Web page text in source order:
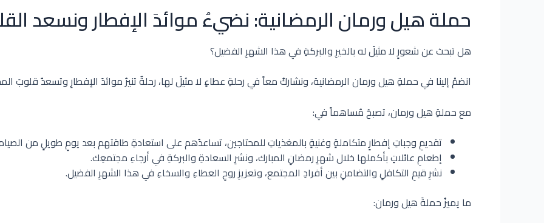
حملة هيل ورمان الرمضانية: نضيءُ موائدَ الإفطار ونسعد
هل تبحث عن شعورٍ لا مثيلَ له بالخيرِ والبركةِ في هذا الشهرِ الفضيل؟
انضمْ إلينا في حملةِ هيل ورمان الرمضانية، ونشاركُ معاً في رحلةِ عطاءٍ لا مثيلَ لها، رحلةٌ تنيرُ موائدَ الإفطارِ وتسعدُ قلوبَ
مع حملةِ هيل ورمان، تصبحُ مُساهماً في:
تقديمِ وجباتِ إفطارٍ متكاملةٍ وغنيةٍ بالمغذياتِ للمحتاجين، تساعدُهم على استعادةِ طاقتهم بعد يومٍ طويلٍ من
إطعامِ عائلاتٍ بأكملها خلال شهرِ رمضانِ المبارك، ونشرِ السعادةِ والبركةِ في أرجاءِ مجتمعِك.
نشرِ قيمِ التكافلِ والتضامنِ بين أفرادِ المجتمع، وتعزيزِ روحِ العطاءِ والسخاءِ في هذا الشهرِ الفضيل.
ما يميزُ حملةَ هيل ورمان: